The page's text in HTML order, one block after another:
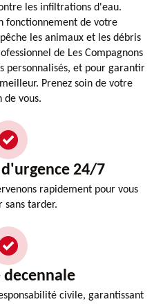
les infiltrations d'eau.
fonctionnement de votre
les animaux et les débris
de Les Compagnons
personnalisés, et pour garantir
Prenez soin de votre
de vous.
24/7
rapidement pour vous
sans tarder.
decennale
civile, garantissant